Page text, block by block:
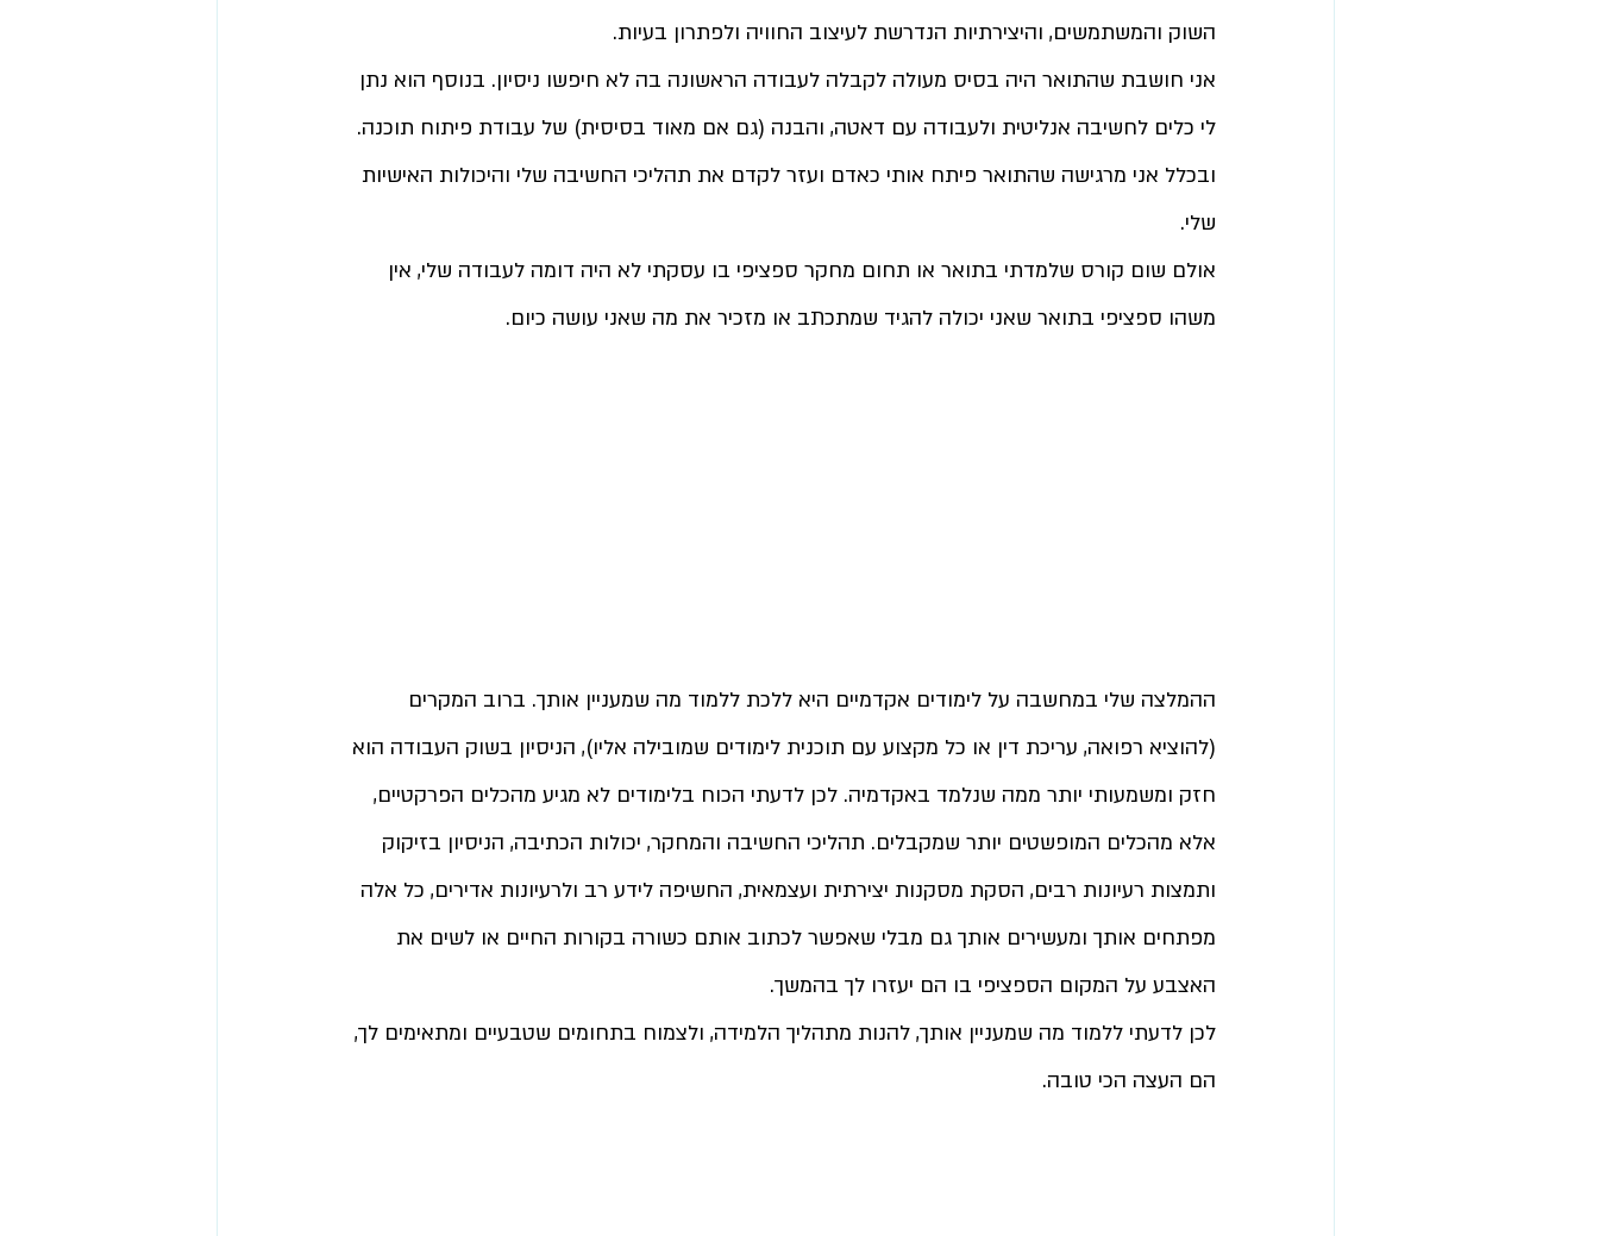
השוק והמשתמשים, והיצירתיות הנדרשת לעיצוב החוויה ולפתרון בעיות.
אני חושבת שהתואר היה בסיס מעולה לקבלה לעבודה הראשונה בה לא חיפשו ניסיון. בנוסף הוא נתן
לי כלים לחשיבה אנליטית ולעבודה עם דאטה, והבנה (גם אם מאוד בסיסית) של עבודת פיתוח תוכנה.
ובכלל אני מרגישה שהתואר פיתח אותי כאדם ועזר לקדם את תהליכי החשיבה שלי והיכולות האישיות
שלי.
אולם שום קורס שלמדתי בתואר או תחום מחקר ספציפי בו עסקתי לא היה דומה לעבודה שלי, אין
משהו ספציפי בתואר שאני יכולה להגיד שמתכתב או מזכיר את מה שאני עושה כיום.
ההמלצה שלי במחשבה על לימודים אקדמיים היא ללכת ללמוד מה שמעניין אותך. ברוב המקרים
(להוציא רפואה, עריכת דין או כל מקצוע עם תוכנית לימודים שמובילה אליו), הניסיון בשוק העבודה הוא
חזק ומשמעותי יותר ממה שנלמד באקדמיה. לכן לדעתי הכוח בלימודים לא מגיע מהכלים הפרקטיים,
אלא מהכלים המופשטים יותר שמקבלים. תהליכי החשיבה והמחקר, יכולות הכתיבה, הניסיון בזיקוק
ותמצות רעיונות רבים, הסקת מסקנות יצירתית ועצמאית, החשיפה לידע רב ולרעיונות אדירים, כל אלה
מפתחים אותך ומעשירים אותך גם מבלי שאפשר לכתוב אותם כשורה בקורות החיים או לשים את
האצבע על המקום הספציפי בו הם יעזרו לך בהמשך.
לכן לדעתי ללמוד מה שמעניין אותך, להנות מתהליך הלמידה, ולצמוח בתחומים שטבעיים ומתאימים לך,
הם העצה הכי טובה.